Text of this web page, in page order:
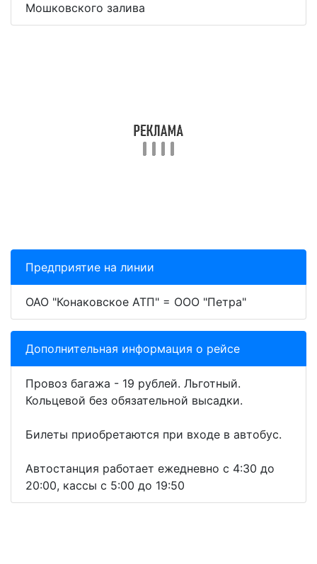
Мошковского залива
Предприятие на линии
ОАО "Конаковское АТП" = ООО "Петра"
Дополнительная информация о рейсе
Провоз багажа - 19 рублей. Льготный.
Кольцевой без обязательной высадки.
Билеты приобретаются при входе в автобус.
Автостанция работает ежедневно с 4:30 до
20:00, кассы с 5:00 до 19:50